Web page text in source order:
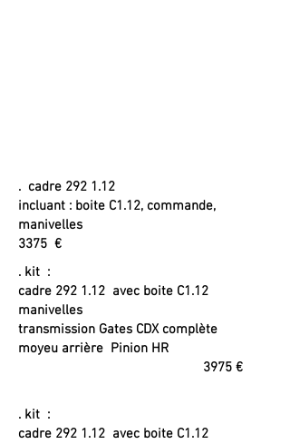
. cadre 292 1.12
incluant : boite C1.12, commande,
manivelles
3375 €
. kit :
cadre 292 1.12 avec boite C1.12
manivelles
transmission Gates CDX complète
moyeu arrière Pinion HR
3975 €
. kit :
cadre 292 1.12 avec boite C1.12